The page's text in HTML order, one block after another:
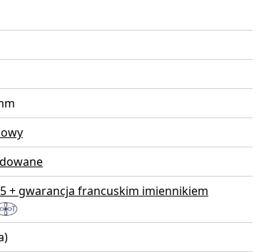
+ gwarancja francuskim imiennikiem